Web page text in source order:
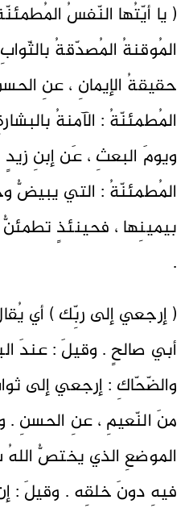
( يا أيّتُها النّفسُ
المُوقنةُ المُصدّقةُ
حقيقةُ الإيمانِ ، عنِ
المُطمئنّةُ : الآمنةُ
ويومَ البعثِ ، عَن إبنِ
المُطمئنّةُ : التي يبيضُّ
بيمينِها ، فحينئذٍ
.
( إرجعي إلى ربِّك ) أي
أبي صالحٍ . وقيلَ : عندَ
والضّحّاكِ : إرجعي إلى
منَ النّعيمِ ، عنِ الحسنِ
الموضعِ الذي يختصُّ اللهُ
فيهِ دونَ خلقِه . وقيلَ :